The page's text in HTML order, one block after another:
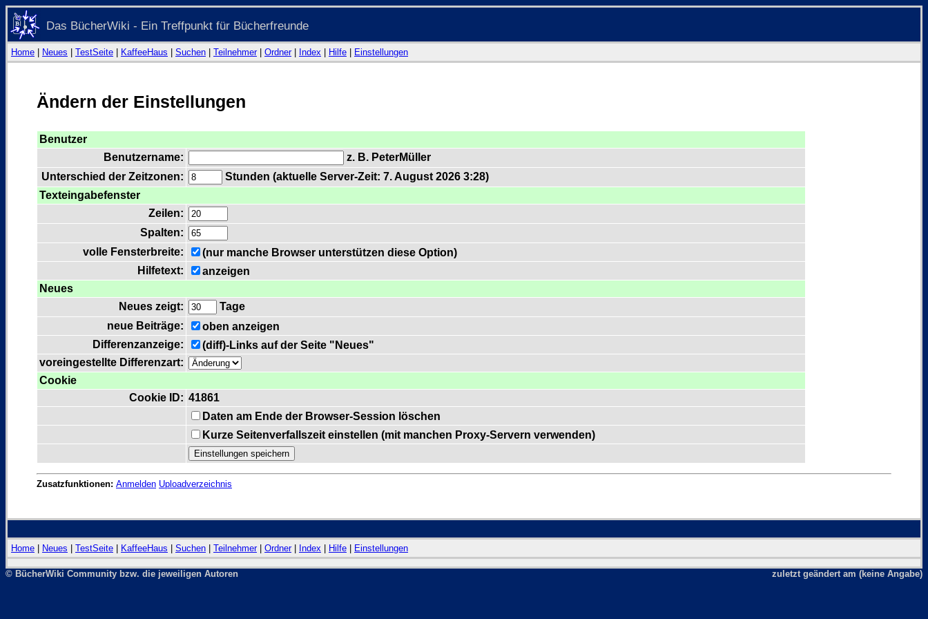
Das BücherWiki - Ein Treffpunkt für Bücherfreunde
Home Neues TestSeite KaffeeHaus Suchen Teilnehmer| Ordner| Index Hilfe Einstellungen
Ändern der Einstellungen
Benutzer
Benutzername:
z. B. PeterMüller
Unterschied der Zeitzonen:
Stunden (aktuelle Server-Zeit: 7. August 2026 3:28)
Texteingabefenster
Zeilen:
Spalten:
volle Fensterbreite:
(nur manche Browser unterstützen diese Option)
Hilfetext:
anzeigen
Neues
Neues zeigt:
Tage
neue Beiträge:
oben anzeigen
Differenzanzeige:
(diff)-Links auf der Seite "Neues"
voreingestellte Differenzart:
Cookie
Cookie ID: 41861
Daten am Ende der Browser-Session löschen
Kurze Seitenverfallszeit einstellen (mit manchen Proxy-Servern verwenden)
Zusatzfunktionen: Anmelden Uploadverzeichnis
Home Neues TestSeite KaffeeHaus Suchen Teilnehmer| Ordner| Index Hilfe Einstellungen
© BücherWiki Community bzw. die jeweiligen Autoren zuletzt geändert am (keine Angabe)